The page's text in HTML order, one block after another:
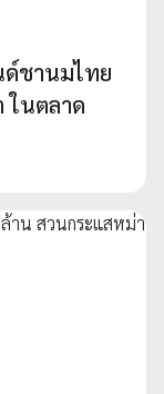
ด์ชานมไทย
ในตลาด